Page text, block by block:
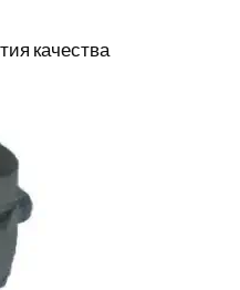
качества